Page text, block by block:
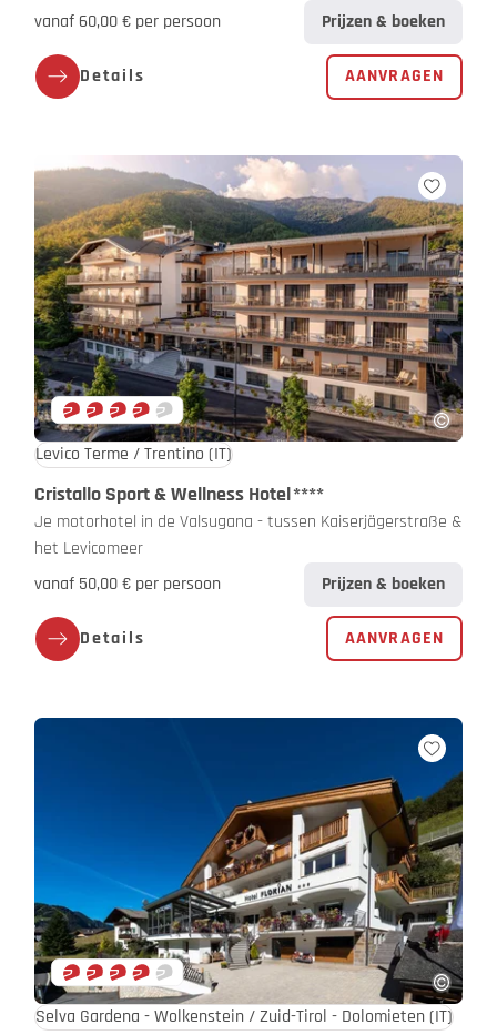
vanaf 60,00 € per persoon
Prijzen & boeken
Details AANVRAGEN
Levico Terme / Trentino (IT)
Cristallo Sport & Wellness Hotel****
Je motorhotel in de Valsugana - tussen Kaiserjägerstraße &
het Levicomeer
vanaf 50,00 € per persoon
Prijzen & boeken
Details AANVRAGEN
Selva Gardena - Wolkenstein / Zuid-Tirol - Dolomieten(IT)